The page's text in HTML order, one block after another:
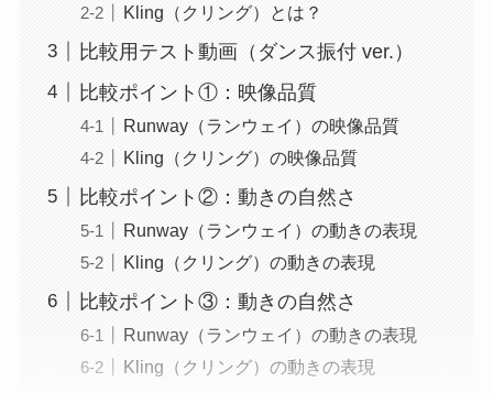
Kling（クリング）とは？
比較用テスト動画（ダンス振付 ver.）
比較ポイント①：映像品質
Runway（ランウェイ）の映像品質
Kling（クリング）の映像品質
比較ポイント②：動きの自然さ
Runway（ランウェイ）の動きの表現
Kling（クリング）の動きの表現
比較ポイント③：動きの自然さ
Runway（ランウェイ）の動きの表現
Kling（クリング）の動きの表現